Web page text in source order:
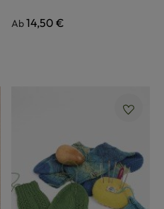
Regulärer Preis:
Ab14,50 €